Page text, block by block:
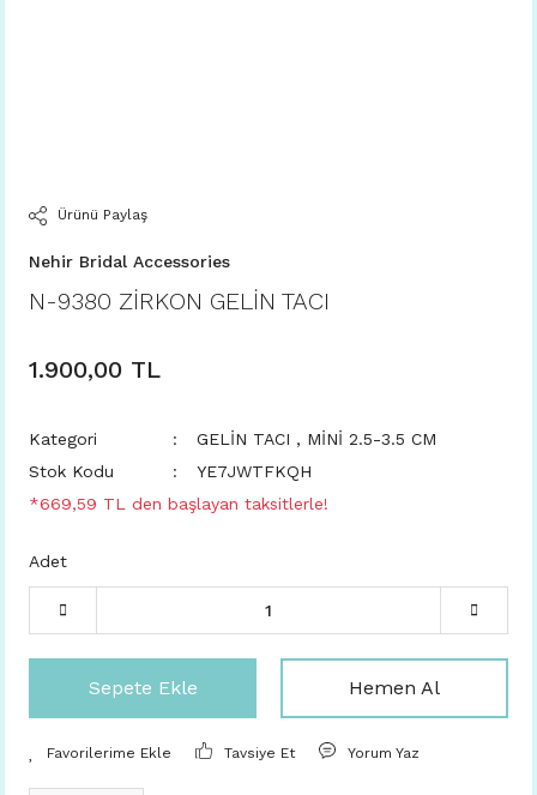
Ürünü Paylaş
Nehir Bridal Accessories
N-9380 ZİRKON GELİN TACI
1.900,00 TL
Kategori GELİN TACI , MİNİ 2.5-3.5 CM
Stok Kodu
YE7JWTFKQH
*669,59 TL den başlayan taksitlerle!
Adet
Sepete Ekle Hemen Al
Tavsiye Et Yorum Yaz